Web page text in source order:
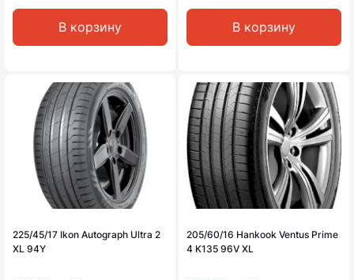
В корзину В корзину
225/45/17 Ikon Autograph Ultra 2
XL 94Y
205/60/16 Hankook Ventus Prime
4 K135 96V XL